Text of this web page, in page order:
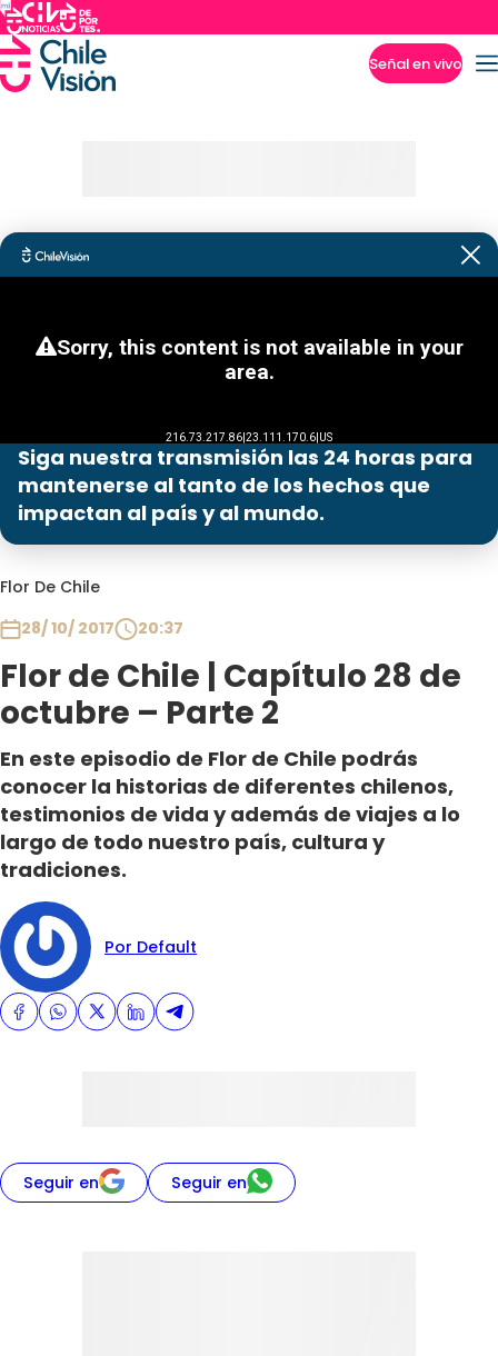
Señal en vivo
Siga nuestra transmisión las 24 horas para
mantenerse al tanto de los hechos que
impactan al país y al mundo.
Flor De Chile
28/ 10/ 2017
20:37
Flor de Chile | Capítulo 28 de
octubre – Parte 2
En este episodio de Flor de Chile podrás
conocer la historias de diferentes chilenos,
testimonios de vida y además de viajes a lo
largo de todo nuestro país, cultura y
tradiciones.
Por Default
Seguir en Seguir en
Programas
Contigo en Directo
Plan Perfecto
Sabingo
Todos Los Programas